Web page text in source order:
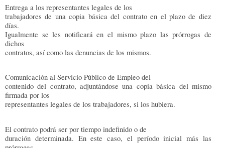
Entrega a los representantes legales de los
trabajadores de una copia básica del contrato en el plazo de diez
días.
Igualmente se les notificará en el mismo plazo las prórrogas de
dichos
contratos, así como las denuncias de los mismos.
Comunicación al Servicio Público de Empleo del
contenido del contrato, adjuntándose una copia básica del mismo
firmada por los
representantes legales de los trabajadores, si los hubiera.
El contrato podrá ser por tiempo indefinido o de
duración determinada. En este caso, el período inicial más las